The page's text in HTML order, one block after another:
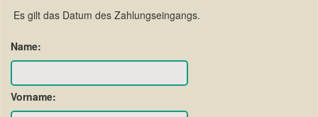
Es gilt das Datum des Zahlungseingangs.
Name:
Vorname: